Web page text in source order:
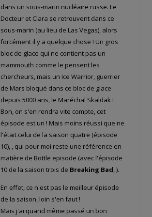
dans un sous-marin nucléaire russe. Le
Docteur et Clara se retrouvent dans ce
sous-marin (au lieu de Las Vegas), alors
forcément il y a quelque chose ! Un gros
bloc de glace qui ne contient pas un
mammouth comme le pensent les
chercheurs, mais un Ice Warrior, guerrier
de Mars bloqué dans ce bloc de glace
depuis 5000 ans, le Maréchal Skaldak !
Bon, on s'en rendra vite compte, cet
épisode est un ! Mais moins réussi que ne
l'était celui de la saison quatre (épisode
10), , qui pour moi reste une référence en
matière de Bottle episode (avec l'épisode
10 de la saison trois de Breaking Bad,).
En effet, ce n'est pas le meilleur épisode
de la saison, loin s'en faut !
Mais j'ai quand même passé un bon